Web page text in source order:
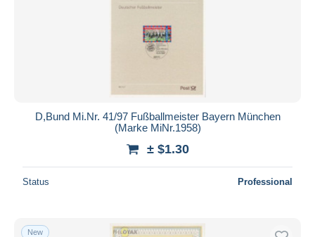
D,Bund Mi.Nr. 41/97 Fußballmeister Bayern München
(Marke MiNr.1958)
± $1.30
Status Professional
New